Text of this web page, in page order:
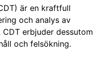
är en kraftfull
och analys av
erbjuder dessutom
och felsökning.